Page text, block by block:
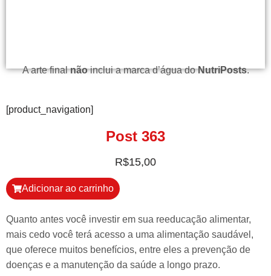
A arte finalnãoinclui a marca d’água doNutriPosts.
[product_navigation]
Post 363
R$15,00
Adicionar ao carrinho
Quanto antes você investir em sua reeducação alimentar,
mais cedo você terá acesso a uma alimentação saudável,
que oferece muitos benefícios, entre eles a prevenção de
doenças e a manutenção da saúde a longo prazo.